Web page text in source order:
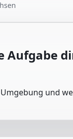
Aufgabe
und